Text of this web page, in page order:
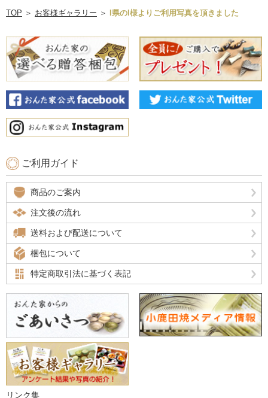
TOP ＞ お客様ギャラリー ＞ I県のI様よりご利用写真を頂きました
ご利用ガイド
商品のご案内
注文後の流れ
送料および配送について
梱包について
特定商取引法に基づく表記
リンク集